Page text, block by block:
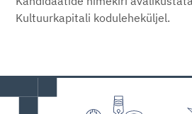
Kultuurkapitali koduleheküljel.